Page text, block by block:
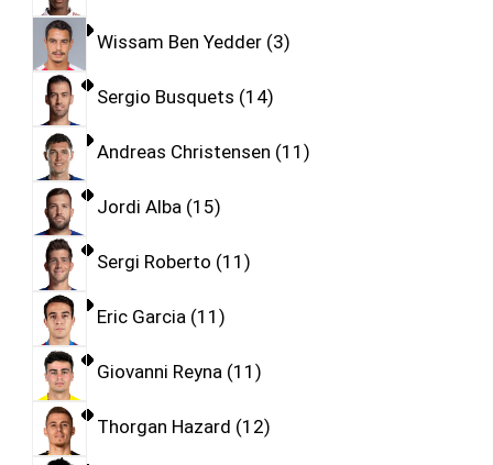
Wissam Ben Yedder 3
Sergio Busquets 14
Andreas Christensen 11
Jordi Alba 15
Sergi Roberto 11
Eric Garcia 11
Giovanni Reyna 11
Thorgan Hazard 12